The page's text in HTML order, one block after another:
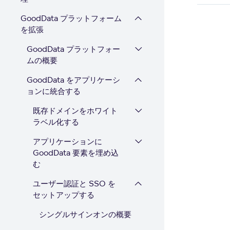
GoodData プラットフォーム
を拡張
GoodData プラットフォー
ムの概要
GoodData をアプリケーシ
ョンに統合する
既存ドメインをホワイト
ラベル化する
アプリケーションに
GoodData 要素を埋め込
む
ユーザー認証と SSO を
セットアップする
シングルサインオンの概要